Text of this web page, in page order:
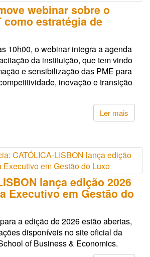
webinar sobre o
como estratégia de
10h00, o webinar integra a agenda
da instituição, que tem vindo
e sensibilização das PME para
inovação e transição
Ler mais
lança edição 2026
Executivo em Gestão do
a edição de 2026 estão abertas,
disponíveis no site oficial da
of Business & Economics.